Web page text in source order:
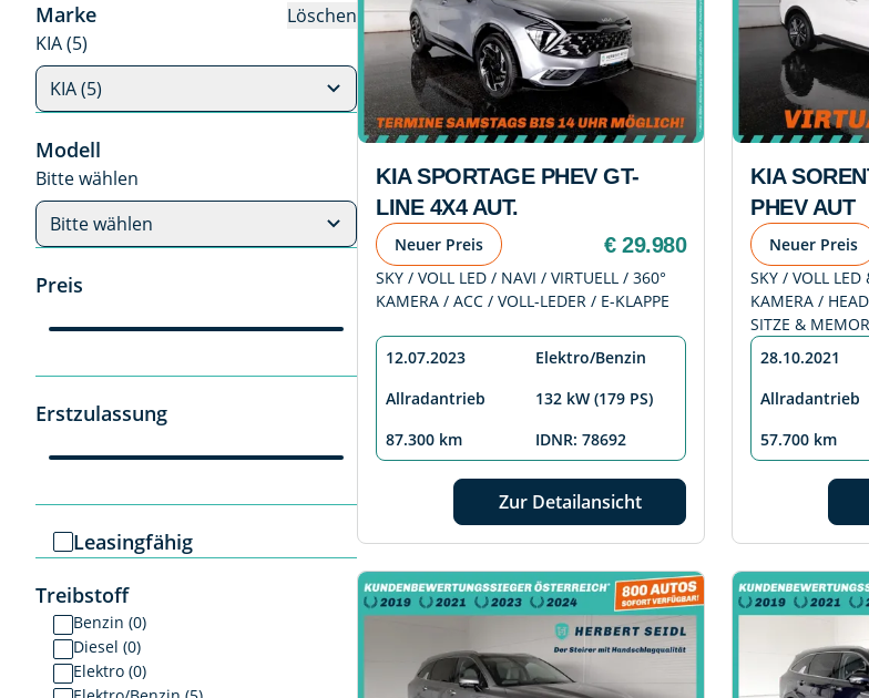
Marke
Löschen
KIA (5)
KIA (5)
Modell
Bitte wählen
Bitte wählen
Preis
Erstzulassung
Leasingfähig
Treibstoff
Benzin (0)
Diesel (0)
Elektro (0)
KIA SPORTAGE PHEV GT-
LINE 4X4 AUT.
Neuer Preis € 29.980
SKY / VOLL LED / NAVI / VIRTUELL / 360°
KAMERA / ACC / VOLL-LEDER / E-KLAPPE
12.07.2023
Elektro/Benzin
Allradantrieb
132 kW (179 PS)
87.300 km
IDNR: 78692
Zur Detailansicht
KIA
PHEV AUT
Neuer Preis
SKY / VOLL
KAMERA /
SITZE &
28.10.2021
Allradantrieb
57.700 km